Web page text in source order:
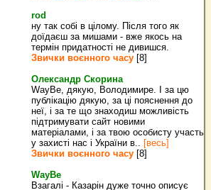
rod
ну так собі в цілому. Після того як
доїдаєш за мишами - вже якось на
термін придатності не дивишся.
Звички воєнного часу [8]
Олександр Скорина
WayBe, дякую, Володимире. І за цю
публікацію дякую, за ці пояснення до
неї, і за те що знаходиш можливість
підтримувати сайт новими
матеріалами, і за твою особисту участь
у захисті нас і України в.. [весь]
Звички воєнного часу [8]
WayBe
Взагалі - Казарін дуже точно описує